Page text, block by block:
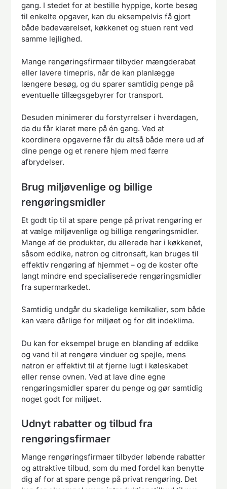
gang. I stedet for at bestille hyppige, korte besøg
til enkelte opgaver, kan du eksempelvis få gjort
både badeværelset, køkkenet og stuen rent ved
samme lejlighed.
Mange rengøringsfirmaer tilbyder mængderabat
eller lavere timepris, når de kan planlægge
længere besøg, og du sparer samtidig penge på
eventuelle tillægsgebyrer for transport.
Desuden minimerer du forstyrrelser i hverdagen,
da du får klaret mere på én gang. Ved at
koordinere opgaverne får du altså både mere ud af
dine penge og et renere hjem med færre
afbrydelser.
Brug miljøvenlige og billige
rengøringsmidler
Et godt tip til at spare penge på privat rengøring er
at vælge miljøvenlige og billige rengøringsmidler.
Mange af de produkter, du allerede har i køkkenet,
såsom eddike, natron og citronsaft, kan bruges til
effektiv rengøring af hjemmet – og de koster ofte
langt mindre end specialiserede rengøringsmidler
fra supermarkedet.
Samtidig undgår du skadelige kemikalier, som både
kan være dårlige for miljøet og for dit indeklima.
Du kan for eksempel bruge en blanding af eddike
og vand til at rengøre vinduer og spejle, mens
natron er effektivt til at fjerne lugt i køleskabet
eller rense ovnen. Ved at lave dine egne
rengøringsmidler sparer du penge og gør samtidig
noget godt for miljøet.
Udnyt rabatter og tilbud fra
rengøringsfirmaer
Mange rengøringsfirmaer tilbyder løbende rabatter
og attraktive tilbud, som du med fordel kan benytte
dig af for at spare penge på privat rengøring. Det